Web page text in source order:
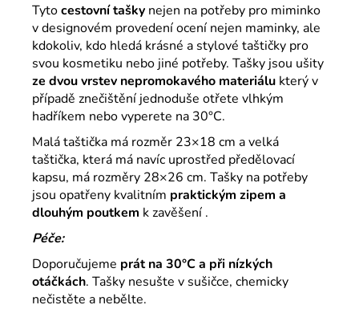
Tytocestovnítašky nejen na potřeby pro miminko
v designovém provedení ocení nejen maminky, ale
kdokoliv, kdo hledá krásné a stylové taštičky pro
svou kosmetiku nebo jiné potřeby. Tašky jsou ušity
ze dvou vrstev nepromokavého materiálu který v
případě znečištění jednoduše otřete vlhkým
hadříkem nebo vyperete na 30°C.
Malá taštička má rozměr 23×18 cm a velká
taštička, která má navíc uprostřed předělovací
kapsu, má rozměry 28×26 cm. Tašky na potřeby
jsou opatřeny kvalitním praktickým zipem a
dlouhým poutkem k zavěšení .
Péče:
Doporučujeme prát na 30°C a při nízkých
otáčkách. Tašky nesušte v sušičce, chemicky
nečistěte a nebělte.